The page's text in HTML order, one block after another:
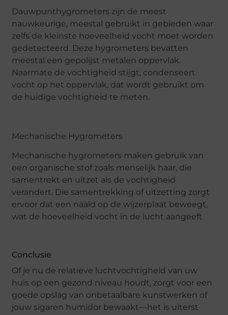
Dauwpunthygrometers zijn de meest
nauwkeurige, meestal gebruikt in gebieden waar
zelfs de kleinste hoeveelheid vocht moet worden
gedetecteerd. Deze hygrometers bevatten
meestal een gepolijst metalen oppervlak.
Naarmate de vochtigheid stijgt, condenseert
vocht op het oppervlak, dat wordt gebruikt om
de huidige vochtigheid te meten.
Mechanische Hygrometers
Mechanische hygrometers maken gebruik van
een organische stof zoals menselijk haar, die
samentrekt en uitzet als de vochtigheid
verandert. Die samentrekking of uitzetting zorgt
ervoor dat een naald op de wijzerplaat beweegt,
wat de hoeveelheid vocht in de lucht aangeeft
Conclusie
Of je nu de relatieve luchtvochtigheid van uw
huis op een gezond niveau houdt, zorgt voor een
goede opslag van onbetaalbare kunstwerken of
jouw sigaren humidor bewaakt—het is uiterst